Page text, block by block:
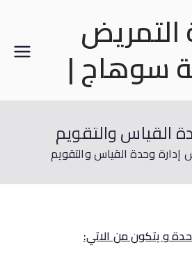
التمريض
سوهاج |
القياس والتقويم
وحدة القياس والتقويم
و يتكون من الاتي: